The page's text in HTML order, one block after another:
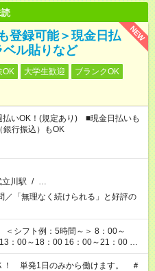
NEW
登録可能＞現金日払
ル貼りなど
OK 大学生歓迎
ブランクOK
いOK！(規定あり) ■現金日払いも
銀行振込）もOK
立川駅 / …
／「無理なく続けられる」と好評の
＜シフト例：5時間～＞ 8：00～
：00～18：00 16：00～21：00 ＜
：00～19：00 ・13：00～22：00 ・
非ご希望をお聞かせください！
！ 単発1日のみから働けます。 ＃